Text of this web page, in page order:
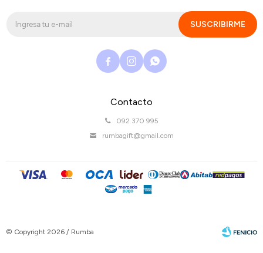
Contacto
092 370 995
rumbagift@gmail.com
SUSCRIBIRME
  
© Copyright 2026 / Rumba